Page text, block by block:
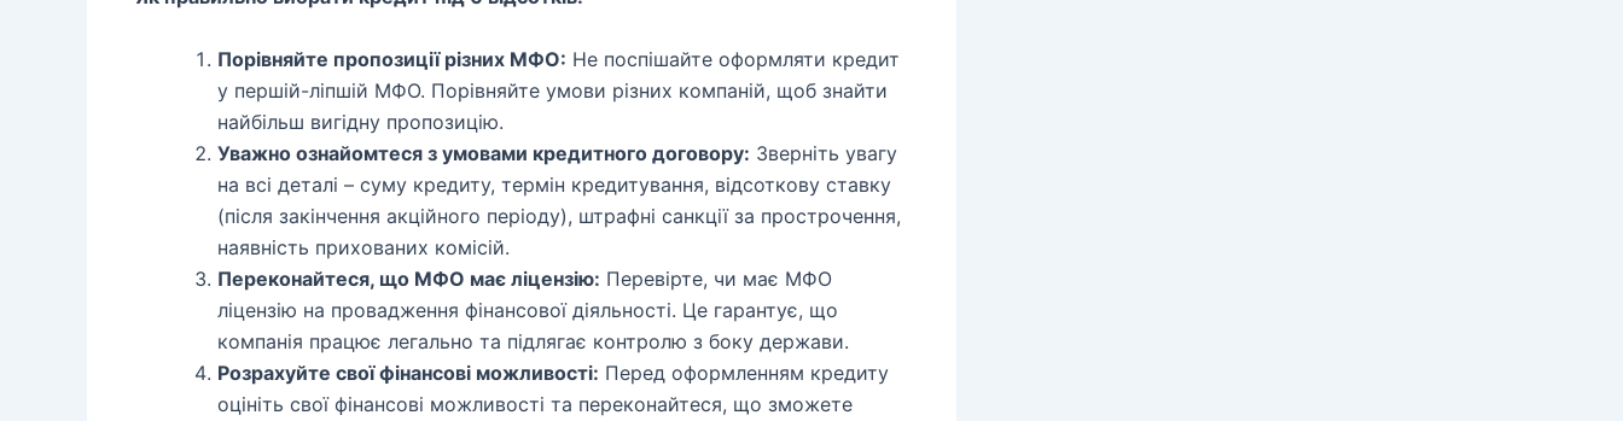
Порівняйте пропозиції різних МФО: Не поспішайте оформляти кредит
у першій-ліпшій МФО. Порівняйте умови різних компаній, щоб знайти
найбільш вигідну пропозицію.
Уважно ознайомтеся з умовами кредитного договору: Зверніть увагу
на всі деталі – суму кредиту, термін кредитування, відсоткову ставку
(після закінчення акційного періоду), штрафні санкції за прострочення,
наявність прихованих комісій.
Переконайтеся, що МФО має ліцензію: Перевірте, чи має МФО
ліцензію на провадження фінансової діяльності. Це гарантує, що
компанія працює легально та підлягає контролю з боку держави.
Розрахуйте свої фінансові можливості: Перед оформленням кредиту
оцініть свої фінансові можливості та переконайтеся, що зможете